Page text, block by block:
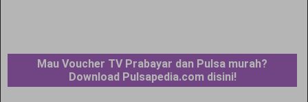
Mau Voucher TV Prabayar dan Pulsa murah?
Download Pulsapedia.com disini!